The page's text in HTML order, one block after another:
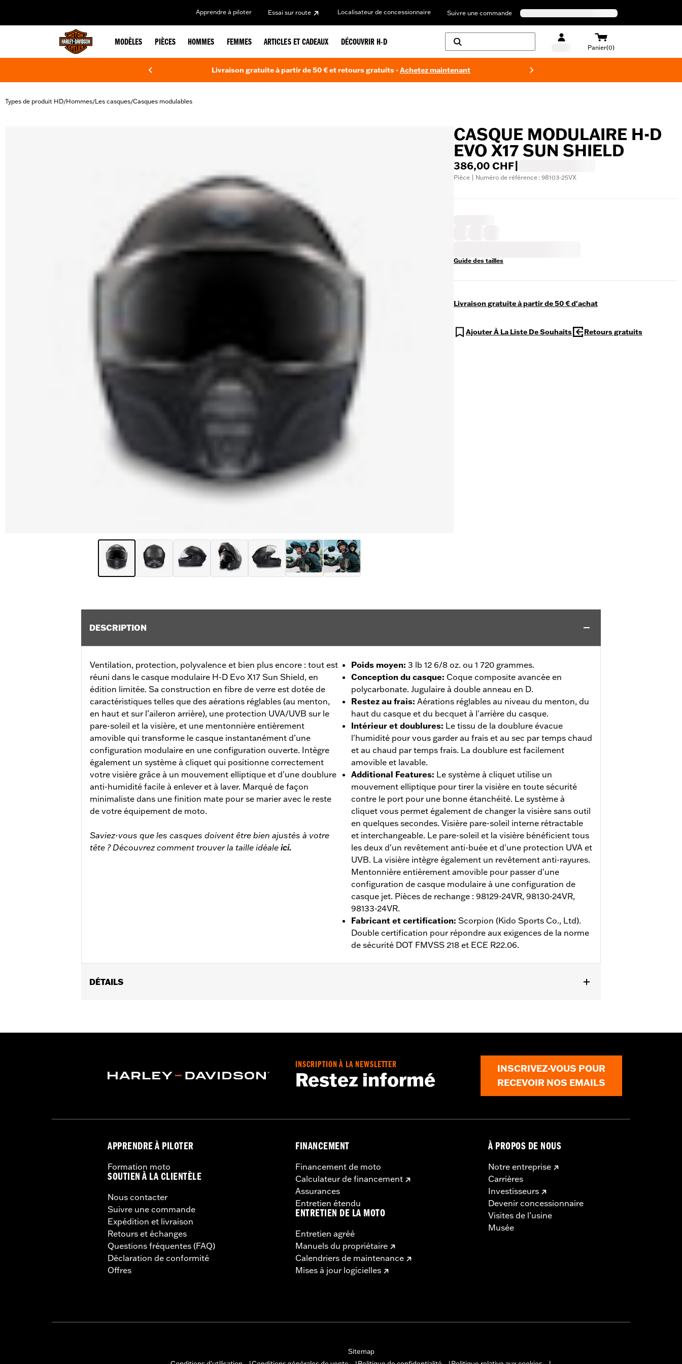
Apprendre à piloter Essai sur route Localisateur de concessionnaire Suivre une commande
MODÈLES PIÈCES HOMMES FEMMES ARTICLES ET CADEAUX DÉCOUVRIR H-D
Panier(0)
Livraison gratuite à partir de 50 € et retours gratuits -Achetez maintenant
Types de produit HD/Hommes/Les casques/Casques modulables
CASQUE MODULAIRE H-D
EVO X17 SUN SHIELD
386,00 CHF
Pièce | Numéro de référence : 98103-25VX
Guide des tailles
Livraison gratuite à partir de 50 € d'achat
Ajouter À La Liste De Souhaits Retours gratuits
DESCRIPTION
Ventilation, protection, polyvalence et bien plus encore : tout est
réuni dans le casque modulaire H-D Evo X17 Sun Shield, en
édition limitée. Sa construction en fibre de verre est dotée de
caractéristiques telles que des aérations réglables (au menton,
en haut et sur l’aileron arrière), une protection UVA/UVB sur le
pare-soleil et la visière, et une mentonnière entièrement
amovible qui transforme le casque instantanément d’une
configuration modulaire en une configuration ouverte. Intègre
également un système à cliquet qui positionne correctement
votre visière grâce à un mouvement elliptique et d'une doublure
anti-humidité facile à enlever et à laver. Marqué de façon
minimaliste dans une finition mate pour se marier avec le reste
de votre équipement de moto.
Saviez-vous que les casques doivent être bien ajustés à votre
tête ? Découvrez comment trouver la taille idéale ici.
Poids moyen: 3 lb 12 6/8 oz. ou 1 720 grammes.
Conception du casque: Coque composite avancée en
polycarbonate. Jugulaire à double anneau en D.
Restez au frais: Aérations réglables au niveau du menton, du
haut du casque et du becquet à l'arrière du casque.
Intérieur et doublures: Le tissu de la doublure évacue
l'humidité pour vous garder au frais et au sec par temps chaud
et au chaud par temps frais. La doublure est facilement
amovible et lavable.
Additional Features: Le système à cliquet utilise un
mouvement elliptique pour tirer la visière en toute sécurité
contre le port pour une bonne étanchéité. Le système à
cliquet vous permet également de changer la visière sans outil
en quelques secondes. Visière pare-soleil interne rétractable
et interchangeable. Le pare-soleil et la visière bénéficient tous
les deux d'un revêtement anti-buée et d'une protection UVA et
UVB. La visière intègre également un revêtement anti-rayures.
Mentonnière entièrement amovible pour passer d'une
configuration de casque modulaire à une configuration de
casque jet. Pièces de rechange : 98129-24VR, 98130-24VR,
98133-24VR.
Fabricant et certification: Scorpion (Kido Sports Co., Ltd).
Double certification pour répondre aux exigences de la norme
de sécurité DOT FMVSS 218 et ECE R22.06.
DÉTAILS
GARANTIE:Garantie limitée de 2 ans – Rendez-vous surwww.h-d.com/warrantypour plus de détails
Origine:Importé
INSCRIPTION À LA NEWSLETTER
Restez informé
INSCRIVEZ-VOUS POUR
RECEVOIR NOS EMAILS
APPRENDRE À PILOTER
Formation moto
SOUTIEN À LA CLIENTÈLE
Nous contacter
Suivre une commande
Expédition et livraison
Retours et échanges
Questions fréquentes (FAQ)
Déclaration de conformité
Offres
FINANCEMENT
Financement de moto
Calculateur de financement
Assurances
Entretien étendu
ENTRETIEN DE LA MOTO
Entretien agréé
Manuels du propriétaire
Calendriers de maintenance
Mises à jour logicielles
À PROPOS DE NOUS
Notre entreprise
Carrières
Investisseurs
Devenir concessionnaire
Visites de l’usine
Musée
Sitemap